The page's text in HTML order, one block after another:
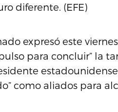
diferente. (EFE)
expresó este
para concluir” la
como aliados para